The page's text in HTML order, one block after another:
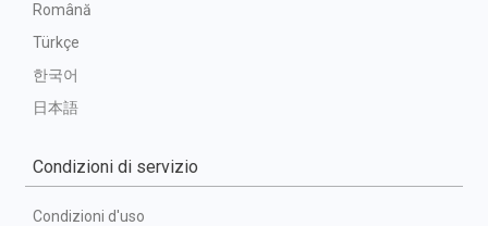
Română
Türkçe
한국어
日本語
Condizioni di servizio
Condizioni d'uso